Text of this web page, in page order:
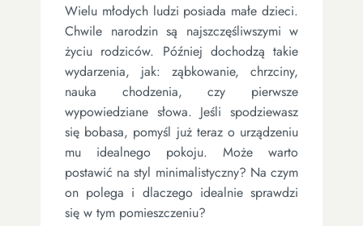
Wielu młodych ludzi posiada małe dzieci.
Chwile narodzin są najszczęśliwszymi w
życiu rodziców. Później dochodzą takie
wydarzenia, jak: ząbkowanie, chrzciny,
nauka chodzenia, czy pierwsze
wypowiedziane słowa. Jeśli spodziewasz
się bobasa, pomyśl już teraz o urządzeniu
mu idealnego pokoju. Może warto
postawić na styl minimalistyczny? Na czym
on polega i dlaczego idealnie sprawdzi
się w tym pomieszczeniu?